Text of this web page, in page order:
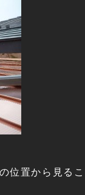
位置から見る